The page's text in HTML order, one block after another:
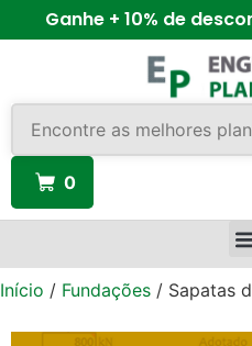
Ganhe + 10% de
0
Início / Fundações / Sapatas